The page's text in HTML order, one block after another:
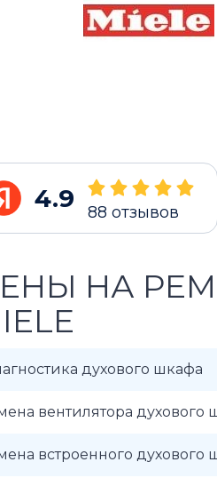
4.9 88 отзывов
НА
духового шкафа
вентилятора духового
встроенного духового